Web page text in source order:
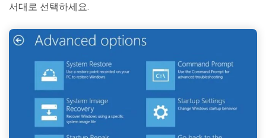
서대로 선택하세요.